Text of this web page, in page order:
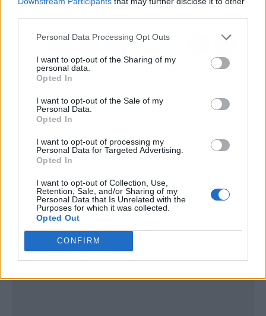
Personal Data Processing Opt Outs
I want to opt-out of the Sharing of my
personal data.
Opted In
I want to opt-out of the Sale of my
Personal Data.
Opted In
I want to opt-out of processing my
Personal Data for Targeted Advertising.
Opted In
I want to opt-out of Collection, Use,
Retention, Sale, and/or Sharing of my
Personal Data that Is Unrelated with the
Purposes for which it was collected.
Opted Out
CONFIRM